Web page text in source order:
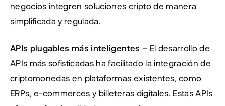
negocios integren soluciones cripto de manera
simplificada y regulada.
APIs plugables más inteligentes – El desarrollo de
APIs más sofisticadas ha facilitado la integración de
criptomonedas en plataformas existentes, como
ERPs, e-commerces y billeteras digitales. Estas APIs